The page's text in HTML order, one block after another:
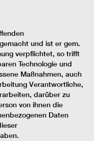
und ist er gem.
verpflichtet, so trifft
Technologie und
Maßnahmen, auch
Verantwortliche,
darüber zu
von ihnen die
Daten